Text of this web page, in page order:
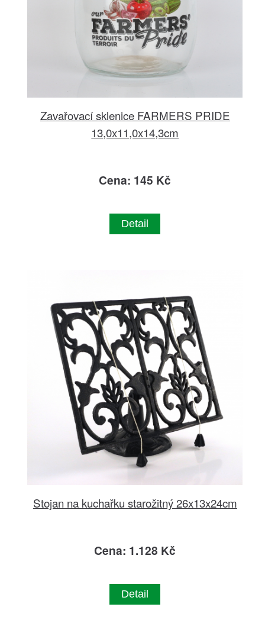
Zavařovací sklenice FARMERS PRIDE
13,0x11,0x14,3cm
Cena: 145 Kč
Detail
Stojan na kuchařku starožitný 26x13x24cm
Cena: 1.128 Kč
Detail